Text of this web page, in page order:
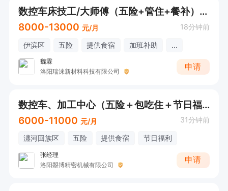
数控车床技工/大师傅（五险+管住+餐补）9000+
8000-13000 元/月 18分钟前
伊滨区 五险 提供食宿 加班补助 ...
魏霖
洛阳瑞涞新材料科技有限公司
申请
数控车、加工中心（五险＋包吃住＋节日福利）
6000-11000 元/月 31分钟前
瀍河回族区 五险 提供食宿 节日福利
张经理
洛阳曌博精密机械有限公司
申请